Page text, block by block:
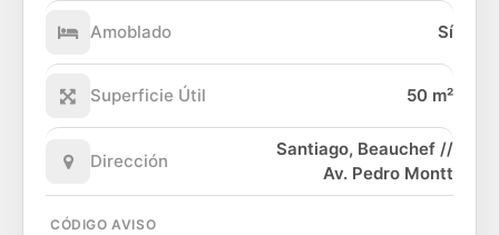
Amoblado Sí
Superficie Útil 50 m²
Dirección
Santiago, Beauchef //
Av. Pedro Montt
CÓDIGO AVISO